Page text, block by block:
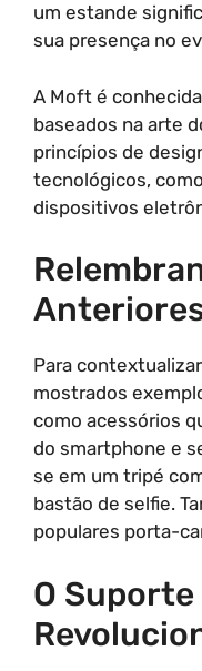
um estande
sua presença no
A Moft é
baseados na arte
princípios de
tecnológicos,
dispositivos
Para
mostrados
como acessórios
do smartphone e
se em um tripé
bastão de selfie.
populares porta-
O